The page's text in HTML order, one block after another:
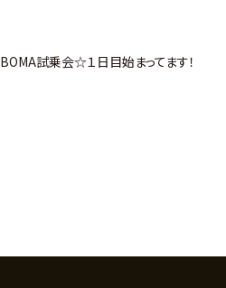
BOMA試乗会☆１日目始まってます！